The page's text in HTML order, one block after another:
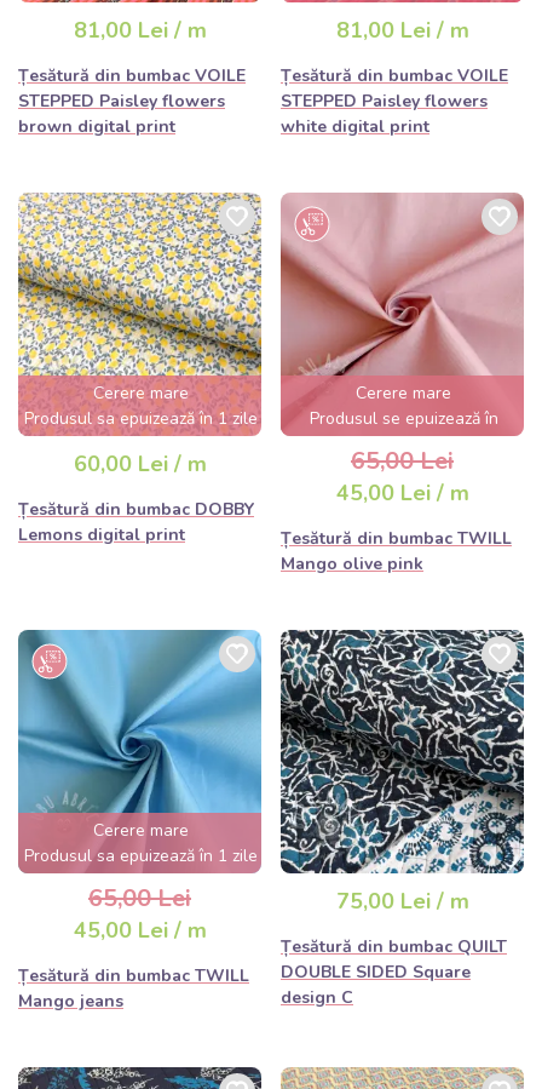
81,00 Lei / m
Țesătură din bumbac VOILE
STEPPED Paisley flowers
brown digital print
81,00 Lei / m
Țesătură din bumbac VOILE
STEPPED Paisley flowers
white digital print
Cerere mare
Produsul sa epuizează în 1 zile
60,00 Lei / m
Țesătură din bumbac DOBBY
Lemons digital print
Cerere mare
Produsul se epuizează în
câteva ore
65,00 Lei
45,00 Lei / m
Țesătură din bumbac TWILL
Mango olive pink
Cerere mare
Produsul sa epuizează în 1 zile
65,00 Lei
45,00 Lei / m
Țesătură din bumbac TWILL
Mango jeans
75,00 Lei / m
Țesătură din bumbac QUILT
DOUBLE SIDED Square
design C